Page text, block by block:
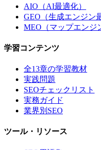
AIO（AI最適化）
GEO（生成エンジン
MEO（マップエンジ
学習コンテンツ
全13章の学習教材
実践問題
SEOチェックリスト
実務ガイド
業界別SEO
ツール・リソース